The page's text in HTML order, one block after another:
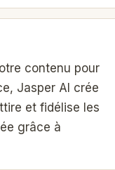
contenu pour
Jasper AI crée
et fidélise les
grâce à